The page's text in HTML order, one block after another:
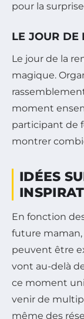
pour la
LE JOUR DE
Le jour de la
magique.
moment
participant de
montrer
IDÉES
En fonction
future maman,
peuvent être
vont au-delà
ce moment
venir de
même des